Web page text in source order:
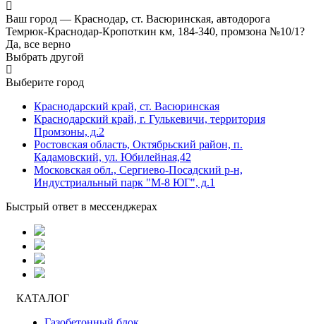
Ваш город — Краснодар, ст. Васюринская, автодорога
Темрюк-Краснодар-Кропоткин км, 184-340, промзона №10/1?
Да, все верно
Выбрать другой
Выберите город
Краснодарский край, ст. Васюринская
Краснодарский край, г. Гулькевичи, территория
Промзоны, д.2
Ростовская область, Октябрьский район, п.
Кадамовский, ул. Юбилейная,42
Московская обл., Сергиево-Посадский р-н,
Индустриальный парк "М-8 ЮГ", д.1
Быстрый ответ в мессенджерах
КАТАЛОГ